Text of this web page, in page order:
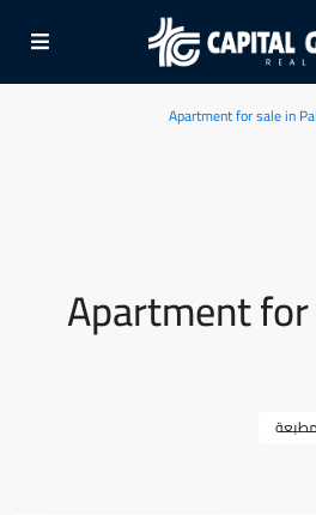
Apartment for sale in
Apartment
مطبعة